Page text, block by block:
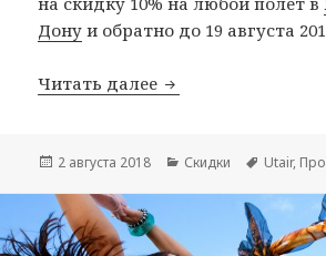
Дону и обратно до 19 августа
Читать далее Промокод на
Опубликовано
2 августа 2018 Рубрики
Скидки Метки
Utair,